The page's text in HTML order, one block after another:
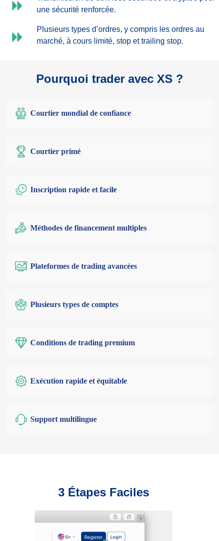
une sécurité renforcée.
Plusieurs types d’ordres, y compris les ordres au
marché, à cours limité, stop et trailing stop.
Pourquoi trader avec XS ?
Courtier mondial de confiance
Courtier primé
Inscription rapide et facile
Méthodes de financement multiples
Plateformes de trading avancées
Plusieurs types de comptes
Conditions de trading premium
Exécution rapide et équitable
Support multilingue
3 Étapes Faciles